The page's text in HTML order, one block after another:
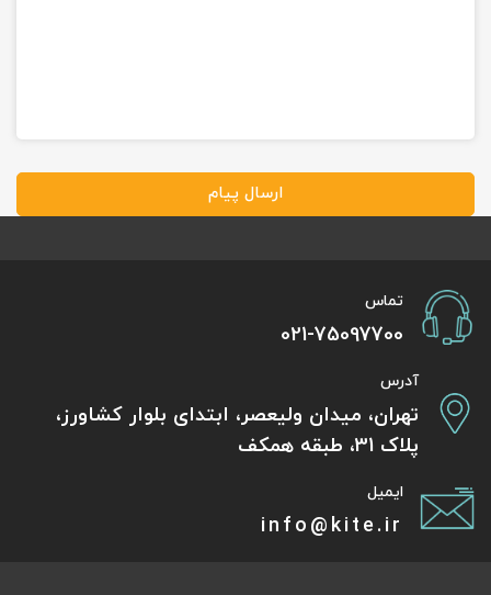
ارسال پیام
تماس
021-75097700
آدرس
تهران، میدان ولیعصر، ابتدای بلوار کشاورز،
پلاک 31، طبقه همکف
ایمیل
info@kite.ir